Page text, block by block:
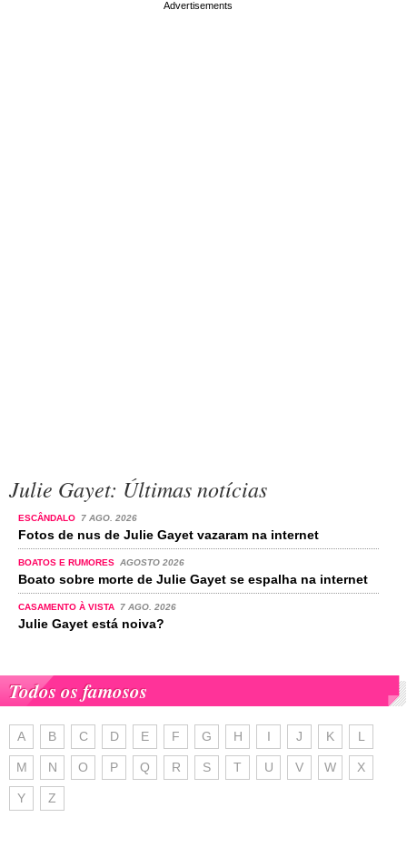
Julie Gayet: Últimas notícias
ESCÂNDALO 7 AGO. 2026
Fotos de nus de Julie Gayet vazaram na internet
BOATOS E RUMORES AGOSTO 2026
Boato sobre morte de Julie Gayet se espalha na internet
CASAMENTO À VISTA 7 AGO. 2026
Julie Gayet está noiva?
Todos os famosos
A B C D E F G H I J K L
M N O P Q R S T U V W X
Y Z